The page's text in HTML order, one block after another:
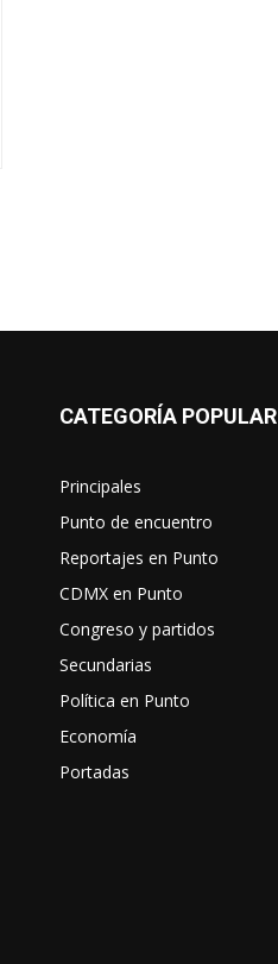
CATEGORÍA POPULAR
Principales
Punto de encuentro
Reportajes en Punto
CDMX en Punto
Congreso y partidos
Secundarias
Política en Punto
Economía
Portadas